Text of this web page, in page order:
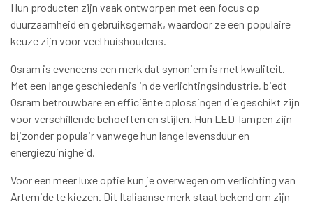
Hun producten zijn vaak ontworpen met een focus op
duurzaamheid en gebruiksgemak, waardoor ze een populaire
keuze zijn voor veel huishoudens.
Osram is eveneens een merk dat synoniem is met kwaliteit.
Met een lange geschiedenis in de verlichtingsindustrie, biedt
Osram betrouwbare en efficiënte oplossingen die geschikt zijn
voor verschillende behoeften en stijlen. Hun LED-lampen zijn
bijzonder populair vanwege hun lange levensduur en
energiezuinigheid.
Voor een meer luxe optie kun je overwegen om verlichting van
Artemide te kiezen. Dit Italiaanse merk staat bekend om zijn